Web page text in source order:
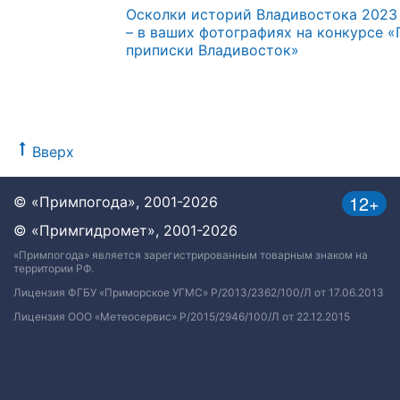
Осколки историй Владивостока 2023
– в ваших фотографиях на конкурсе
приписки Владивосток»
Вверх
12+
© «Примпогода», 2001-2026
© «Примгидромет», 2001-2026
«Примпогода» является зарегистрированным товарным знаком на
территории РФ.
Лицензия ФГБУ «Приморское УГМС» Р/2013/2362/100/Л от 17.06.2013
Лицензия ООО «Метеосервис» Р/2015/2946/100/Л от 22.12.2015